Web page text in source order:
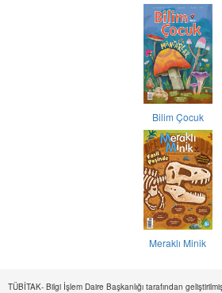
Bilim Çocuk
Meraklı Minik
TÜBİTAK- Bilgi İşlem Daire Başkanlığı tarafından